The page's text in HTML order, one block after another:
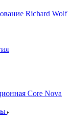
Richard Wolf
Core Nova